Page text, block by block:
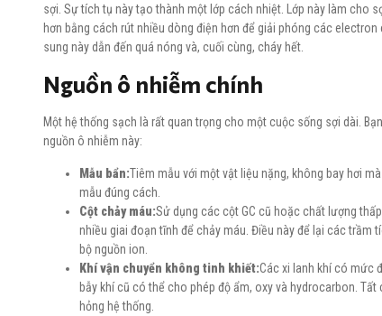
sợi. Sự tích tụ này tạo thành một lớp cách nhiệt. Lớp này làm cho
hơn bằng cách rút nhiều dòng điện hơn để giải phóng các
sung này dẫn đến quá nóng và, cuối cùng, cháy hết.
Nguồn ô nhiễm chính
Một hệ thống sạch là rất quan trọng cho một cuộc sống sợi dài.
nguồn ô nhiễm này:
Mẫu bẩn:Tiêm mẫu với một vật liệu nặng, không bay hơi
mẫu đúng cách.
Cột chảy máu:Sử dụng các cột GC cũ hoặc chất lượng
nhiều giai đoạn tĩnh để chảy máu. Điều này để lại các trầm
bộ nguồn ion.
Khí vận chuyển không tinh khiết:Các xi lanh khí có mức
bẫy khí cũ có thể cho phép độ ẩm, oxy và hydrocarbon. Tất
hỏng hệ thống.